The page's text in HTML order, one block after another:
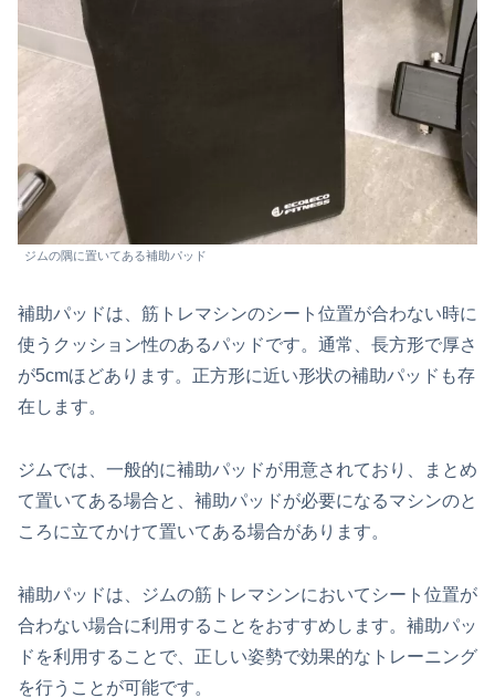
ジムの隅に置いてある補助パッド
補助パッドは、筋トレマシンのシート位置が合わない時に
使うクッション性のあるパッドです。通常、長方形で厚さ
が5cmほどあります。正方形に近い形状の補助パッドも存
在します。
ジムでは、一般的に補助パッドが用意されており、まとめ
て置いてある場合と、補助パッドが必要になるマシンのと
ころに立てかけて置いてある場合があります。
補助パッドは、ジムの筋トレマシンにおいてシート位置が
合わない場合に利用することをおすすめします。補助パッ
ドを利用することで、正しい姿勢で効果的なトレーニング
を行うことが可能です。